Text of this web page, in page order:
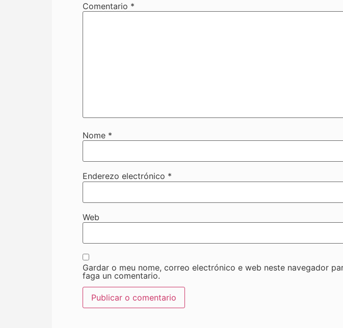
Comentario *
Nome *
Enderezo electrónico *
Web
Gardar o meu nome, correo electrónico e web neste navegador
faga un comentario.